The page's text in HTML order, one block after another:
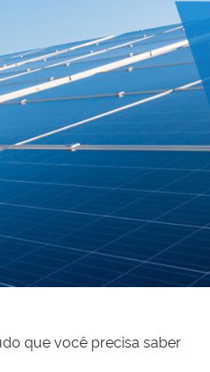
que você precisa saber